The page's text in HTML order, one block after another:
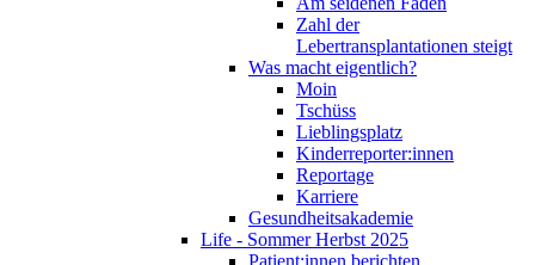
Zahl der
Lebertransplantationen steigt
Was macht eigentlich?
Moin
Tschüss
Lieblingsplatz
Kinderreporter:innen
Reportage
Karriere
Gesundheitsakademie
Life - Sommer Herbst 2025
Patient:innen berichten